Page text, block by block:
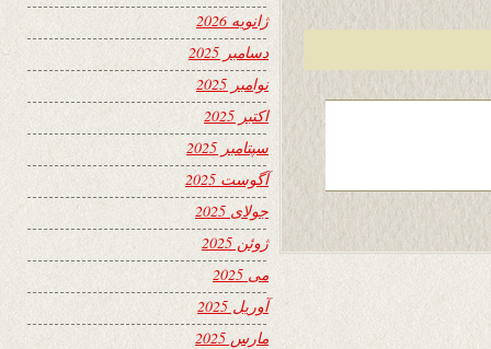
ژانویه 2026
دسامبر 2025
نوامبر 2025
اکتبر 2025
سپتامبر 2025
آگوست 2025
جولای 2025
ژوئن 2025
می 2025
آوریل 2025
مارس 2025